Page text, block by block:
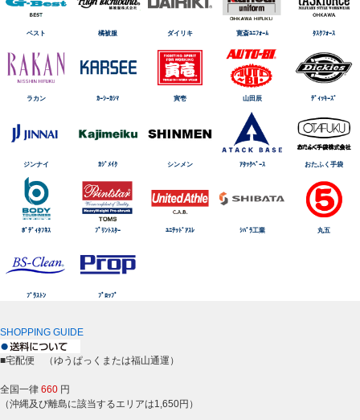
ベスト 橘被服 ダイリキ 寛斎ﾕﾆﾌｫｰﾑ ﾀｽｸﾌｫｰｽ
ラカン ｶｰｼｰｶｼﾏ 寅壱 山田辰 ﾃﾞｨｯｷｰｽﾞ
ジンナイ ｶｼﾞﾒｲｸ シンメン ｱﾀｯｸﾍﾞｰｽ おたふく手袋
ﾎﾞﾃﾞｨﾀﾌﾈｽ ﾌﾟﾘﾝﾄｽﾀｰ ﾕﾆﾃｯﾄﾞｱｽﾚ ｼﾊﾞﾗ工業 丸五
ﾌﾞﾗｽﾄﾝ ﾌﾟﾛｯﾌﾟ
SHOPPING GUIDE
■宅配便 （ゆうぱっくまたは福山通運）
全国一律 660 円
（沖縄及び離島に該当するエリアは1,650円）